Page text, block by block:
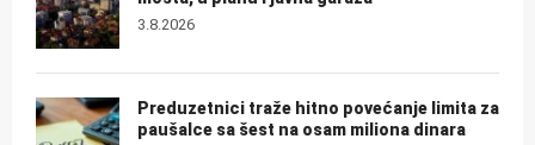
3.8.2026
Preduzetnici traže hitno povećanje limita za
paušalce sa šest na osam miliona dinara